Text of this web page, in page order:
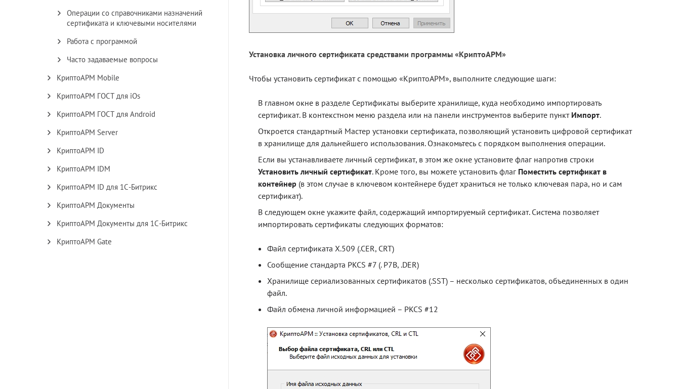
КриптоАРМ Mobile
КриптоАРМ Server
КриптоАРМ ID
КриптоАРМ IDM
КриптоАРМ ID для 1С-Битрикс
КриптоАРМ Документы
КриптоАРМ Документы для 1С-Битрикс
КриптоАРМ Gate
Операции со справочниками назначений
сертификата и ключевыми носителями
Работа с программой
Часто задаваемые вопросы
КриптоАРМ ГОСТ для Android
КриптоАРМ ГОСТ для iOs
Установка личного сертификата средствами программы «КриптоАРМ»
Чтобы установить сертификат с помощью «КриптоАРМ», выполните следующие шаги:
В главном окне в разделе Сертификаты выберите хранилище, куда необходимо импортировать
сертификат. В контекстном меню раздела или на панели инструментов выберите пункт Импорт.
Откроется стандартный Мастер установки сертификата, позволяющий установить цифровой сертификат
в хранилище для дальнейшего использования. Ознакомьтесь с порядком выполнения операции.
Если вы устанавливаете личный сертификат, в этом же окне установите флаг напротив строки
Установить личный сертификат. Кроме того, вы можете установить флаг Поместить сертификат в
контейнер (в этом случае в ключевом контейнере будет храниться не только ключевая пара, но и сам
сертификат).
В следующем окне укажите файл, содержащий импортируемый сертификат. Система позволяет
импортировать сертификаты следующих форматов:
Файл сертификата X.509 (.CER, CRT)
Сообщение стандарта PKCS #7 (. P7B, .DER)
Хранилище сериализованных сертификатов (.SST) – несколько сертификатов, объединенных в один
файл.
Файл обмена личной информацией – PKCS #12